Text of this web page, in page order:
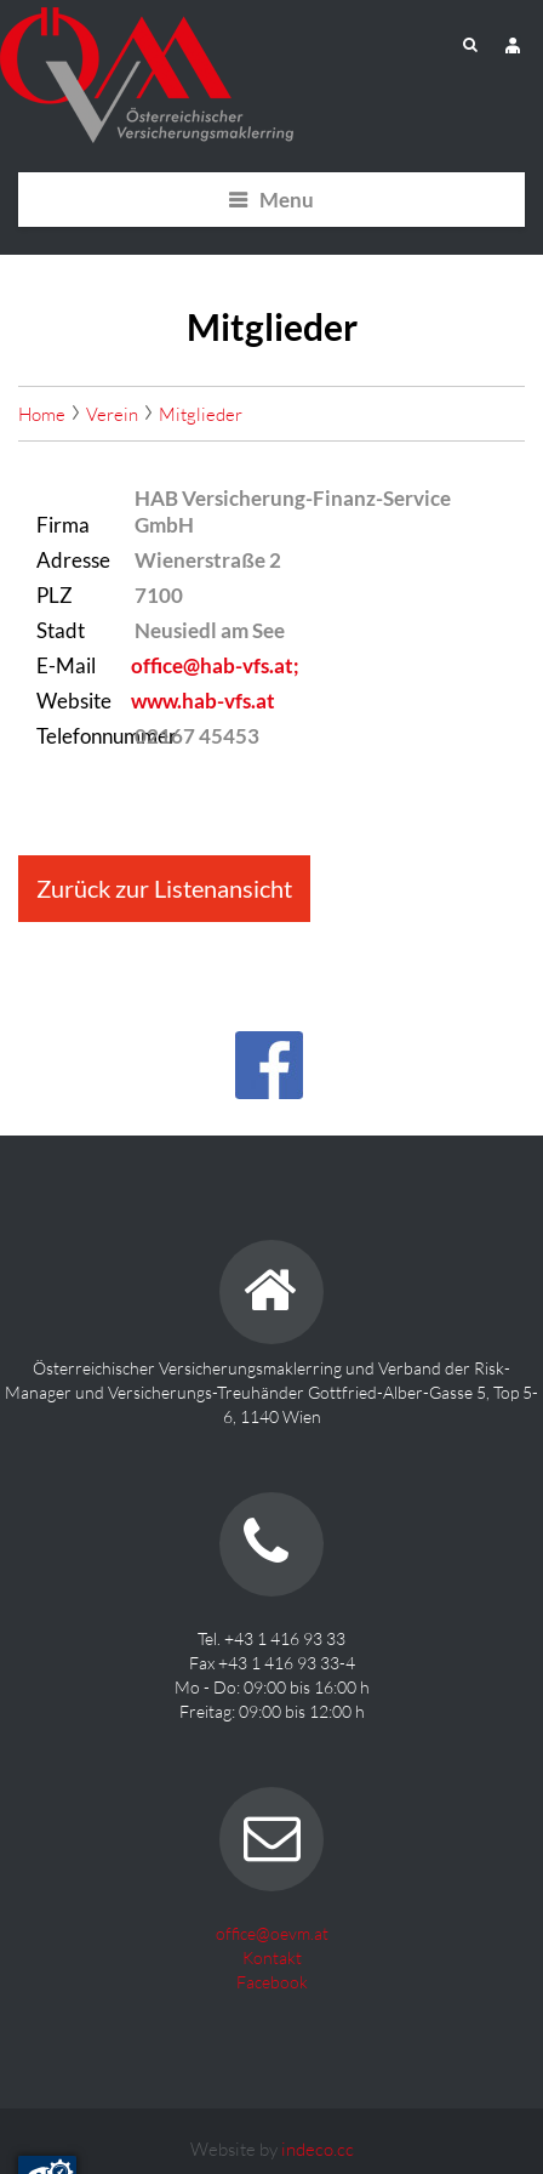
Menu
Mitglieder
Home Verein Mitglieder
Firma
HAB Versicherung-Finanz-Service
GmbH
Adresse
Wienerstraße 2
PLZ
7100
Stadt
Neusiedl am See
E-Mail
office@hab-vfs.at;
Website
www.hab-vfs.at
Telefonnummer02167 45453
Zurück zur Listenansicht
Österreichischer Versicherungsmaklerring und Verband der Risk-
Manager und Versicherungs-Treuhänder Gottfried-Alber-Gasse 5, Top 5-
6, 1140 Wien
Tel. +43 1 416 93 33
Fax +43 1 416 93 33-4
Mo - Do: 09:00 bis 16:00 h
Freitag: 09:00 bis 12:00 h
office@oevm.at
Kontakt
Facebook
Website by indeco.cc